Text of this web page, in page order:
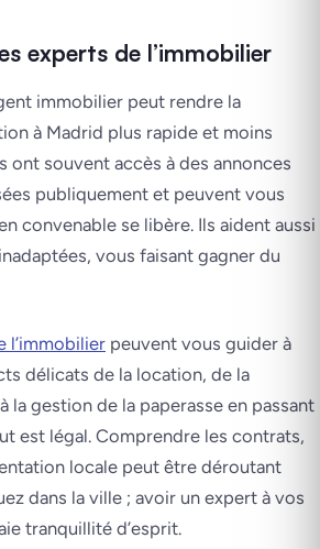
experts de l’immobilier
immobilier peut rendre la
à Madrid plus rapide et moins
ont souvent accès à des annonces
publiquement et peuvent vous
convenable se libère. Ils aident aussi
vous faisant gagner du
l’immobilier peuvent vous guider à
délicats de la location, de la
la gestion de la paperasse en passant
est légal. Comprendre les contrats,
locale peut être déroutant
dans la ville ; avoir un expert à vos
tranquillité d’esprit.